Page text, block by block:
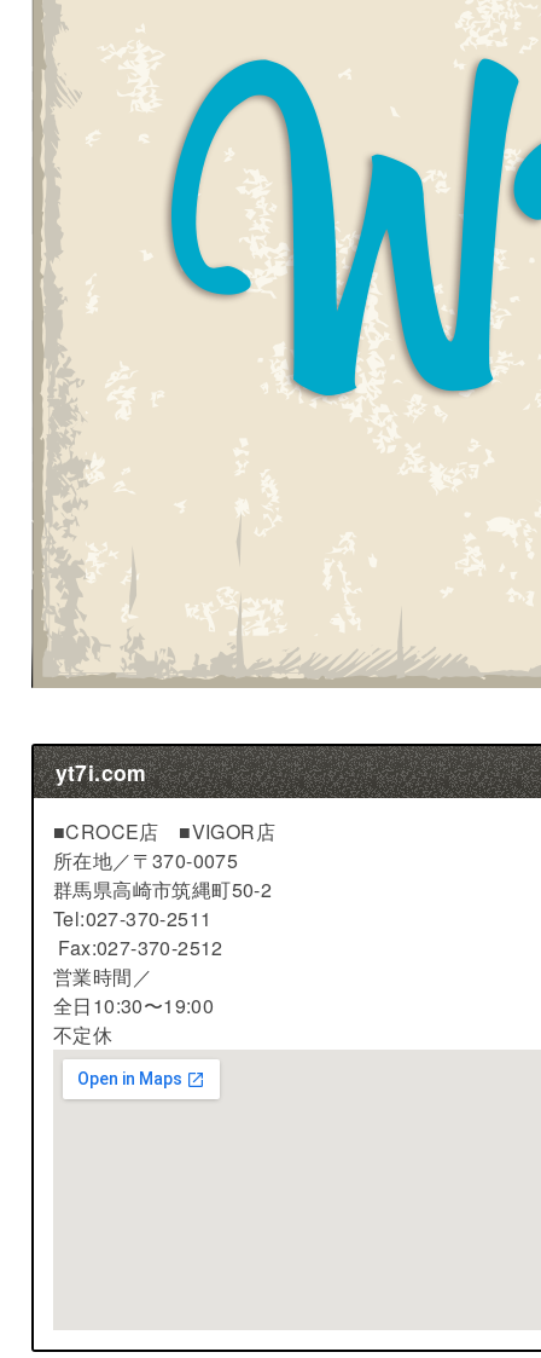
yt7i.com
■CROCE店 ■VIGOR店
所在地／〒370-0075
群馬県高崎市筑縄町50-2
Tel:027-370-2511
Fax:027-370-2512
営業時間／
全日10:30〜19:00
不定休